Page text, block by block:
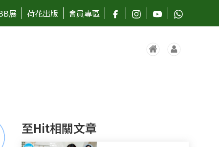
展 荷花出版 會員專區
至Hit相關文章